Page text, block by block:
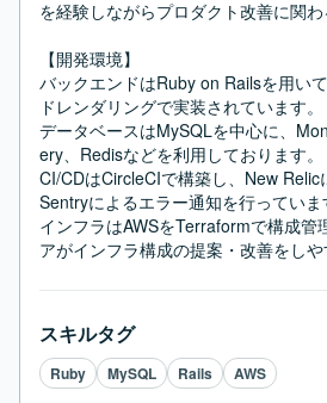
を経験しながらプロダクト改善に関わ
【開発環境】
バックエンドはRuby on Railsを用い
ドレンダリングで実装されています。
データベースはMySQLを中心に、
ery、Redisなどを利用しております。
CI/CDはCircleCIで構築し、New
Sentryによるエラー通知を行っていま
インフラはAWSをTerraformで構成管
アがインフラ構成の提案・改善をしや
スキルタグ
Ruby MySQL Rails AWS